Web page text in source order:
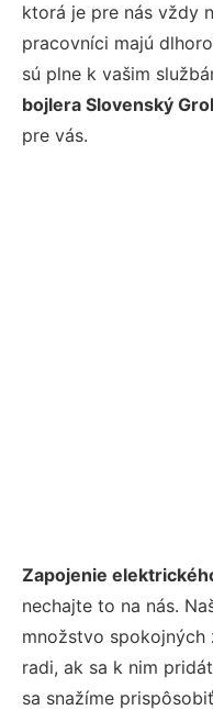
ktorá je pre nás vždy
pracovníci majú
sú plne k vašim
bojlera Slovenský
pre vás.
Zapojenie
nechajte to na nás.
množstvo spokojných
radi, ak sa k nim
sa snažíme